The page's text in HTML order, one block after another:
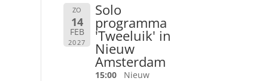
ZO
14
FEB
2027
Solo
programma
'Tweeluik' in
Nieuw
Amsterdam
15:00
Nieuw